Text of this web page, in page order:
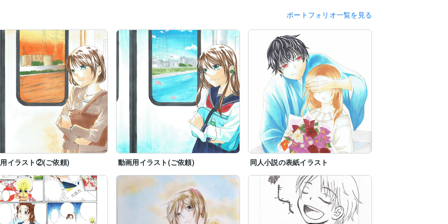
ポートフォリオ一覧を見る
イラスト②(ご依頼) 動画用イラスト(ご依頼) 同人小説の表紙イラスト